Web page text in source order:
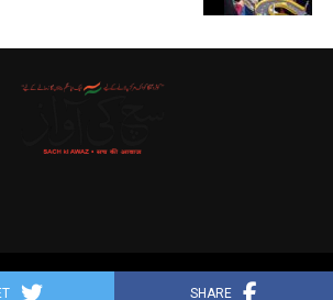
SHARE
© 2025 Probitas News Network